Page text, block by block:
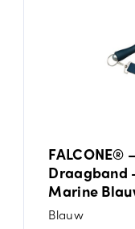
FALCONE®
Draagband
Marine
Blauw